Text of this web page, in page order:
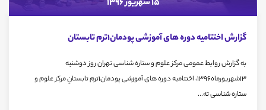
15 شهریور 1396
گزارش اختتامیه دوره های آموزشی پودمان1ترم تابستان
به گزارش روابط عمومی مرکز علوم و ستاره شناسی تهران روز دوشنبه
13شهریورماه1396، اختتامیه دوره های آموزشی پودمان1ترم تابستانِ مرکز علوم و
ستاره شناسی ته...